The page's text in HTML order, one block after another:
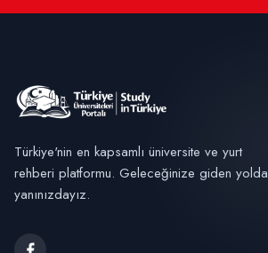
Türkiye'nin en kapsamlı üniversite ve yurt
rehberi platformu. Geleceğinize giden yolda
yanınızdayız.